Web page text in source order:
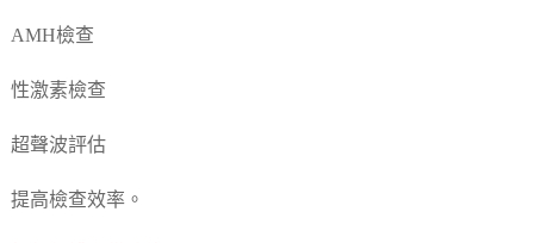
AMH檢查
性激素檢查
超聲波評估
提高檢查效率。